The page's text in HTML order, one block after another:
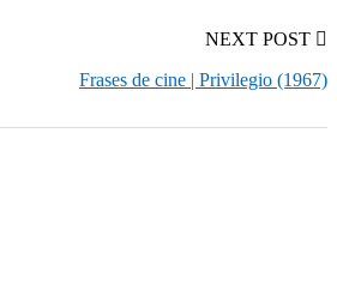
NEXT POST
Frases de cine | Privilegio (1967)